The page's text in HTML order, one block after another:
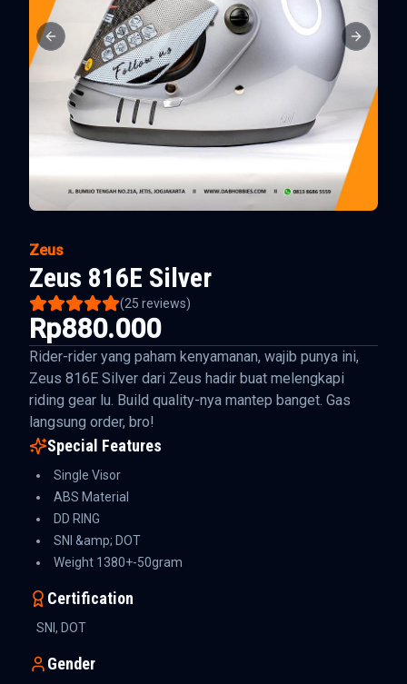
Previous slide Next
Zeus
Zeus 816E Silver
(25 reviews)
Rp880.000
Rider-rider yang paham kenyamanan, wajib punya ini,
Zeus 816E Silver dari Zeus hadir buat melengkapi
riding gear lu. Build quality-nya mantep banget. Gas
langsung order, bro!
Special Features
Single Visor
ABS Material
DD RING
SNI &amp; DOT
Weight 1380+-50gram
Certification
SNI, DOT
Gender